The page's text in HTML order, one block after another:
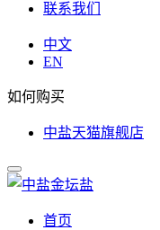
联系我们
中文
EN
如何购买
中盐天猫旗舰店
首页